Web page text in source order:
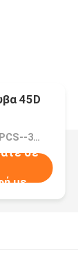
45D
Τιμή：2.85USD/PCS--380/PCS
σε
με